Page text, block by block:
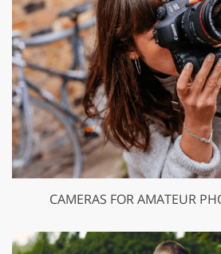
CAMERAS FOR AMATEUR